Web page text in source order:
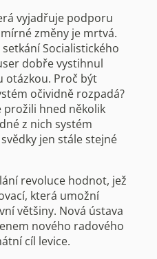
vyjadřuje podporu
změny je mrtvá.
Socialistického
dobře vystihnul
Proč být
očividně rozpadá?
prožili hned několik
z nich systém
jen stále stejné
revoluce hodnot, jež
která umožní
většiny. Nová ústava
nového radového
cíl levice.